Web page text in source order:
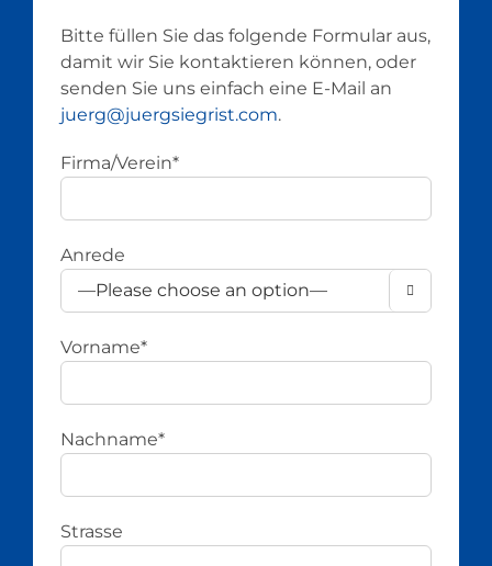
Bitte füllen Sie das folgende Formular aus,
damit wir Sie kontaktieren können, oder
senden Sie uns einfach eine E-Mail an
juerg@juergsiegrist.com.
Firma/Verein*
Anrede

Vorname*
Nachname*
Strasse